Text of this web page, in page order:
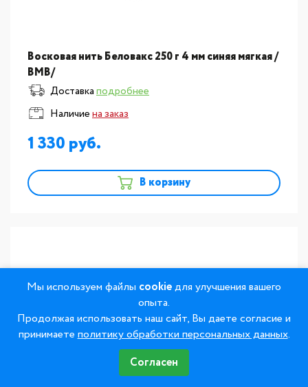
Восковая нить Беловакс 250 г 4 мм синяя мягкая /
ВМВ/
Доставкаподробнее
Наличиена заказ
1 330
В корзину
Мы используем файлы cookieдля улучшения вашего
опыта.
Продолжая использовать наш сайт, Вы даете согласие и
принимаетеполитику обработки персональных данных.
Согласен